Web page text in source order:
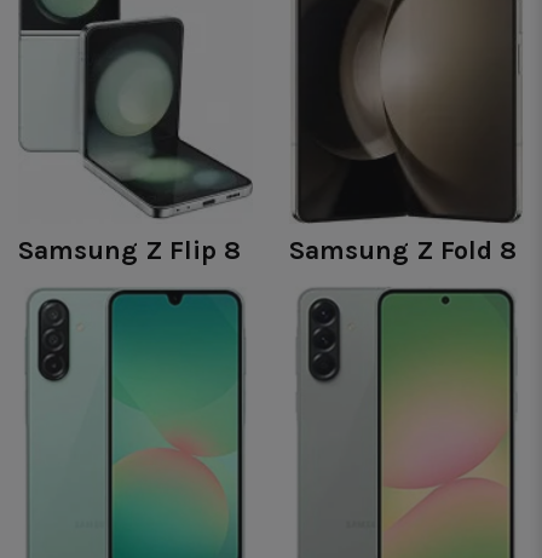
Samsung Z Flip 8 Samsung Z Fold 8